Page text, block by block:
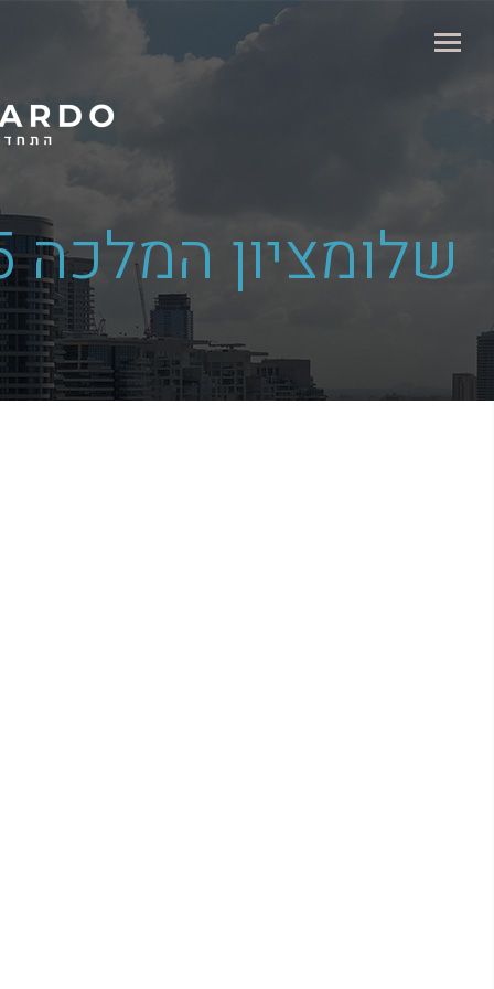
שלומציון המלכה 15 תל אביב | 24 יח"ד